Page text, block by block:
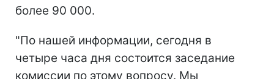
более 90 000.
"По нашей информации, сегодня в
четыре часа дня состоится заседание
комиссии по этому вопросу. Мы